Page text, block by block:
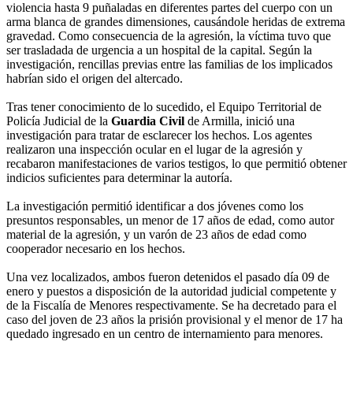
violencia hasta 9 puñaladas en diferentes partes del cuerpo con un
arma blanca de grandes dimensiones, causándole heridas de extrema
gravedad. Como consecuencia de la agresión, la víctima tuvo que
ser trasladada de urgencia a un hospital de la capital. Según la
investigación, rencillas previas entre las familias de los implicados
habrían sido el origen del altercado.
Tras tener conocimiento de lo sucedido, el Equipo Territorial de
Policía Judicial de la Guardia Civil de Armilla, inició una
investigación para tratar de esclarecer los hechos. Los agentes
realizaron una inspección ocular en el lugar de la agresión y
recabaron manifestaciones de varios testigos, lo que permitió obtener
indicios suficientes para determinar la autoría.
La investigación permitió identificar a dos jóvenes como los
presuntos responsables, un menor de 17 años de edad, como autor
material de la agresión, y un varón de 23 años de edad como
cooperador necesario en los hechos.
Una vez localizados, ambos fueron detenidos el pasado día 09 de
enero y puestos a disposición de la autoridad judicial competente y
de la Fiscalía de Menores respectivamente. Se ha decretado para el
caso del joven de 23 años la prisión provisional y el menor de 17 ha
quedado ingresado en un centro de internamiento para menores.